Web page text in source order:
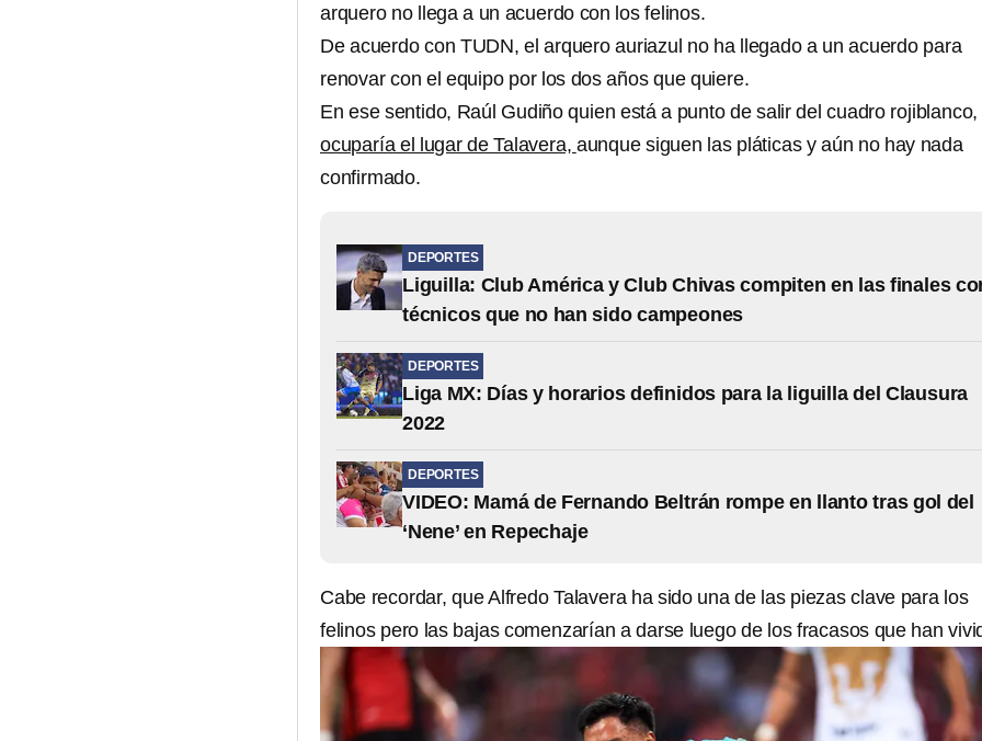
arquero no llega a un acuerdo con los felinos.
De acuerdo con TUDN, el arquero auriazul no ha llegado a un acuerdo para
renovar con el equipo por los dos años que quiere.
En ese sentido, Raúl Gudiño quien está a punto de salir del cuadro rojiblanco,
ocuparía el lugar de Talavera, aunque siguen las pláticas y aún no hay nada
confirmado.
DEPORTES
Liguilla: Club América y Club Chivas compiten en las finales
técnicos que no han sido campeones
DEPORTES
Liga MX: Días y horarios definidos para la liguilla del Clausura
2022
DEPORTES
VIDEO: Mamá de Fernando Beltrán rompe en llanto tras gol del
‘Nene’ en Repechaje
Cabe recordar, que Alfredo Talavera ha sido una de las piezas clave para los
felinos pero las bajas comenzarían a darse luego de los fracasos que han